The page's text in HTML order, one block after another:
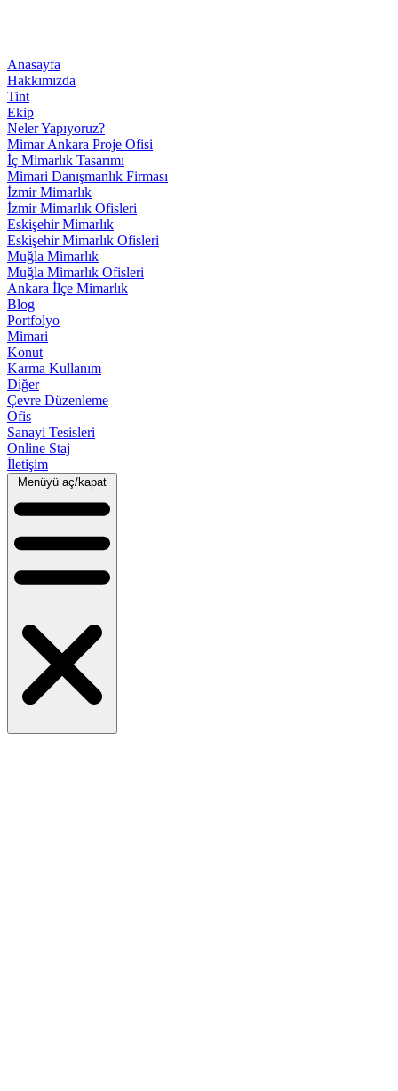
Anasayfa
Hakkımızda
Tint
Ekip
Neler Yapıyoruz?
Mimar Ankara Proje Ofisi
İç Mimarlık Tasarımı
Mimari Danışmanlık Firması
İzmir Mimarlık
İzmir Mimarlık Ofisleri
Eskişehir Mimarlık
Eskişehir Mimarlık Ofisleri
Muğla Mimarlık
Muğla Mimarlık Ofisleri
Ankara İlçe Mimarlık
Blog
Portfolyo
Mimari
Konut
Karma Kullanım
Diğer
Çevre Düzenleme
Ofis
Sanayi Tesisleri
Online Staj
İletişim
Menüyü aç/kapat